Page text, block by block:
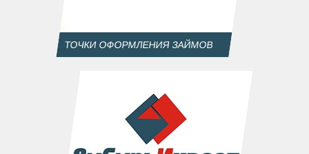
ТОЧКИ ОФОРМЛЕНИЯ ЗАЙМОВ